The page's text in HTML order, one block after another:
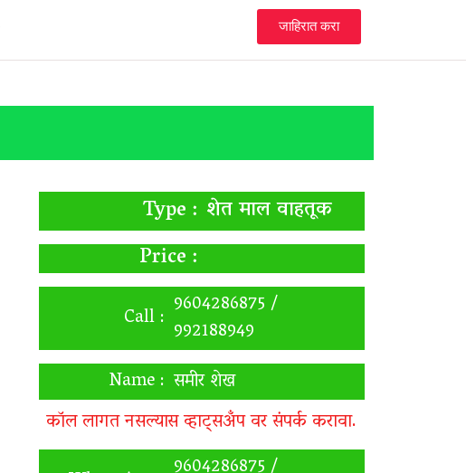
जाहिरात करा
Type : शेत माल वाहतूक
Price :
Call : 9604286875 /
992188949
Name : समीर शेख
कॉल लागत नसल्यास व्हाट्सअँप वर संपर्क करावा.